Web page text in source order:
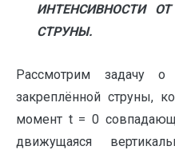
ИНТЕНСИВНОСТИ
СТРУНЫ.
Рассмотрим задачу
закреплённой струны,
момент t = 0
движущаяся